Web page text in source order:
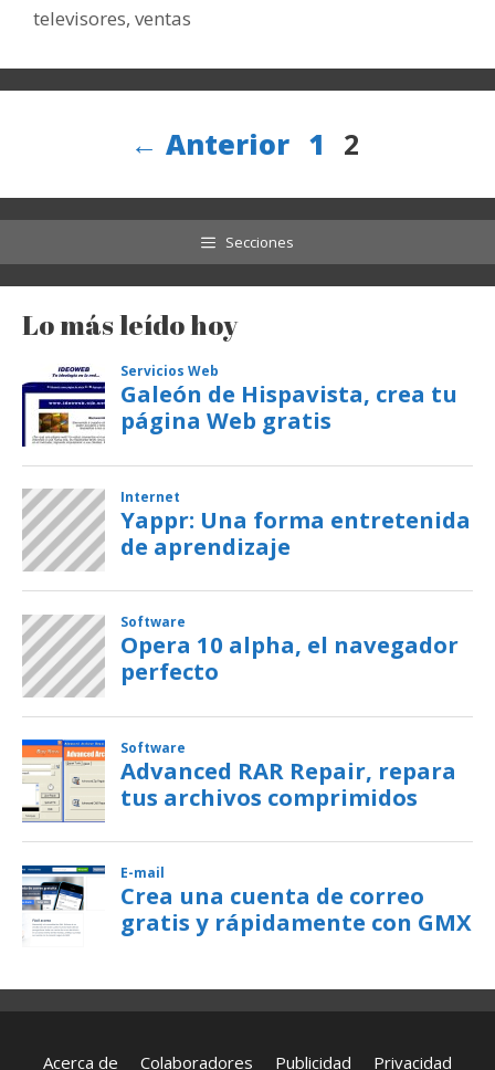
televisores, ventas
← Anterior Página
1 Página
2
Secciones
Lo más leído hoy
Acerca de Colaboradores Publicidad Privacidad